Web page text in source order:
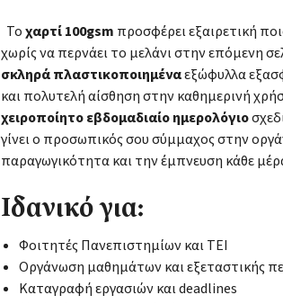
Τοχαρτί 100gsm προσφέρει εξαιρετική
χωρίς να περνάει το μελάνι στην επόμενη
σκληρά πλαστικοποιημέναεξώφυλλα
και πολυτελή αίσθηση στην καθημερινή
χειροποίητο εβδομαδιαίο ημερολόγιο
γίνει ο προσωπικός σου σύμμαχος στην
παραγωγικότητα και την έμπνευση κάθε
Ιδανικό για:
Φοιτητές Πανεπιστημίων και ΤΕΙ
Οργάνωση μαθημάτων και εξεταστικής
Καταγραφή εργασιών και deadlines